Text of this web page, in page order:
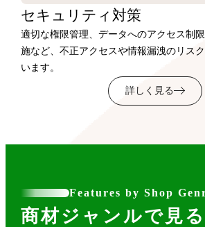
セキュリティ対策
適切な権限管理、データへのアクセス制
施など、不正アクセスや情報漏洩のリス
います。
詳しく見る
Features by Shop
商材ジャンルで見る